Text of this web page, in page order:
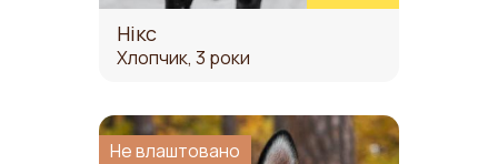
Нікс
Хлопчик, 3 роки
Не влаштовано